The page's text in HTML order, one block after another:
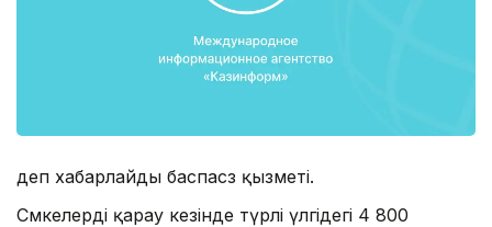
деп хабарлайды баспасөз қызметі.
Сөмкелерді қарау кезінде түрлі үлгідегі 4 800